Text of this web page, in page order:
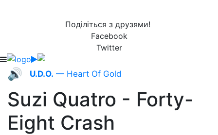
Поділіться з друзями!
Facebook
Twitter
🔊 U.D.O. — Heart Of Gold
Suzi Quatro - Forty-
Eight Crash